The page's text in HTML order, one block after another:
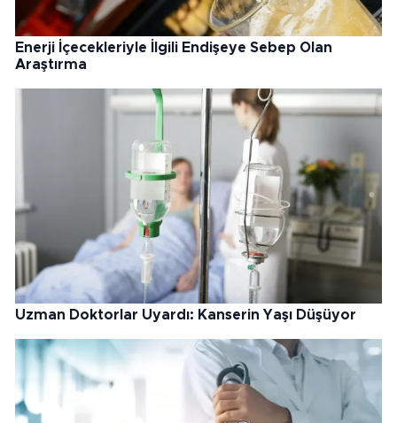
Enerji İçecekleriyle İlgili Endişeye Sebep Olan
Araştırma
Uzman Doktorlar Uyardı: Kanserin Yaşı Düşüyor